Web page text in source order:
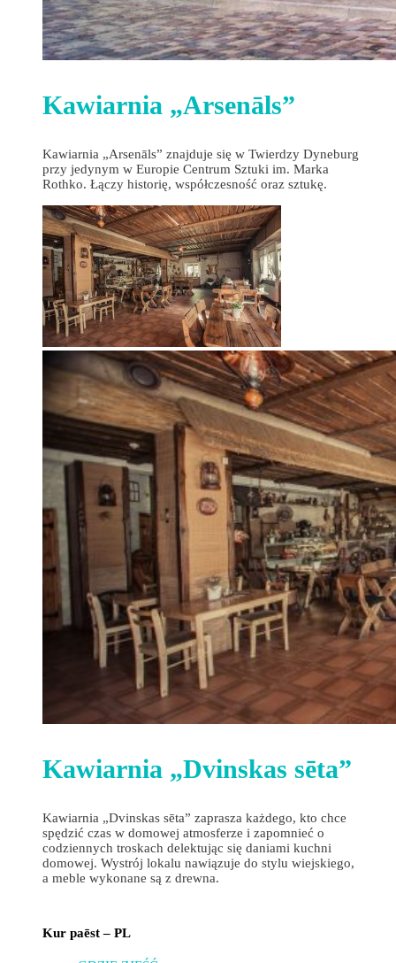
Kawiarnia „Arsenāls”
Kawiarnia „Arsenāls” znajduje się w Twierdzy Dyneburg
przy jedynym w Europie Centrum Sztuki im. Marka
Rothko. Łączy historię, współczesność oraz sztukę.
Kawiarnia „Dvinskas sēta”
Kawiarnia „Dvinskas sēta” zaprasza każdego, kto chce
spędzić czas w domowej atmosferze i zapomnieć o
codziennych troskach delektując się daniami kuchni
domowej. Wystrój lokalu nawiązuje do stylu wiejskiego,
a meble wykonane są z drewna.
Kur paēst – PL